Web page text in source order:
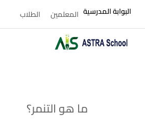
البوابة المدرسية المعلمين الطلاب
ما هو التنمر؟